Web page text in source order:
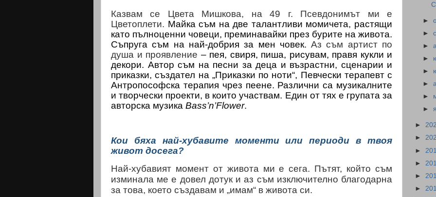
Казвам се Цвета Мишкова, на 49
г. Псевдонимът ми е
Цветоплети. Майка съм на две талантливи момичета, растящи
като пълноценни човеци, преминавайки през бурите на живота.
Съпруга съм на най-добрия за мен човек.Аз съм артист по
душа и проявление – пея, свиря, пиша, рисувам, правя кукли и
декори. Автор съм на песни за деца и възрастни, сценарии и
приказки, създател на „Приказки по ноти“, Певчески терапевт с
Антропософска терапия чрез пеене. Различни са музикалните
и творчески проекти, в които участвам. Един от тях е групата за
авторска музика Bass’n’Flower.
Кои бяха най-хубавите моменти или периоди в твоя
живот досега?
Най-хубавият момент от живота ми е сега. Пътят, който съм
изминала ме е довел дотук и аз съм изключително благодарна
за това, което създавам и „имам“ в живота си.
►
►
►
►
►
►
►
►
►
►
►
►
►
►